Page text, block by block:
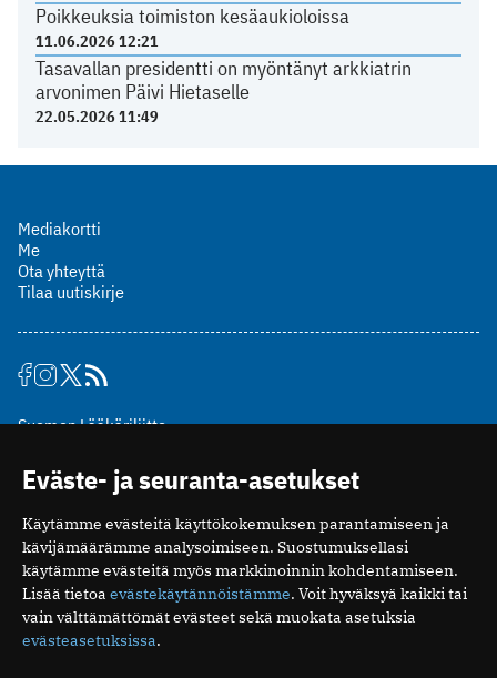
Poikkeuksia toimiston kesäaukioloissa
11.06.2026 12:21
Tasavallan presidentti on myöntänyt arkkiatrin
arvonimen Päivi Hietaselle
22.05.2026 11:49
Mediakortti
Me
Ota yhteyttä
Tilaa uutiskirje
Suomen Lääkäriliitto
00510 Helsinki
puh. (09) 393 091
toimitus@potilaanlaakarilehti.fi
ISSN 2323-9476
Eväste- ja seuranta-asetukset
Käytämme evästeitä käyttökokemuksen parantamiseen ja
kävijämäärämme analysoimiseen. Suostumuksellasi
käytämme evästeitä myös markkinoinnin kohdentamiseen.
Lisää tietoa evästekäytännöistämme. Voit hyväksyä kaikki tai
vain välttämättömät evästeet sekä muokata asetuksia
evästeasetuksissa.